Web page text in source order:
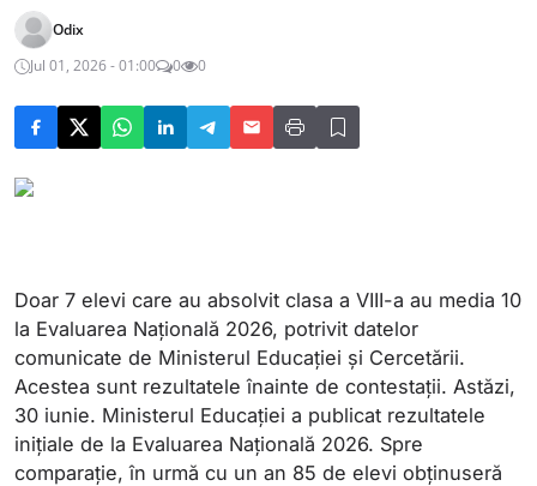
Odix
Jul 01, 2026 - 01:00
0 0
Doar 7 elevi care au absolvit clasa a VIII-a au media 10
la Evaluarea Națională 2026, potrivit datelor
comunicate de Ministerul Educației și Cercetării.
Acestea sunt rezultatele înainte de contestații. Astăzi,
30 iunie. Ministerul Educației a publicat rezultatele
inițiale de la Evaluarea Națională 2026. Spre
comparație, în urmă cu un an 85 de elevi obținuseră